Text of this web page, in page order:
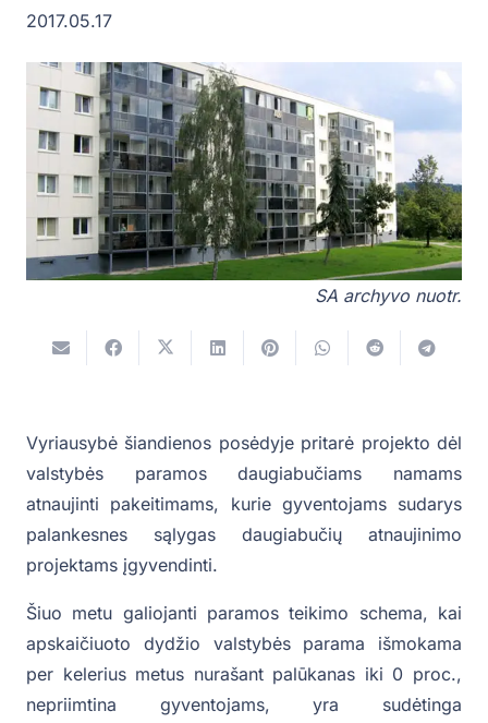
2017.05.17
SA archyvo nuotr.
Vyriausybė šiandienos posėdyje pritarė projekto dėl
valstybės paramos daugiabučiams namams
atnaujinti pakeitimams, kurie gyventojams sudarys
palankesnes sąlygas daugiabučių atnaujinimo
projektams įgyvendinti.
Šiuo metu galiojanti paramos teikimo schema, kai
apskaičiuoto dydžio valstybės parama išmokama
per kelerius metus nurašant palūkanas iki 0 proc.,
nepriimtina gyventojams, yra sudėtinga